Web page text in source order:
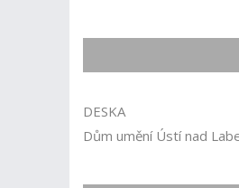
DESKA
Dům umění Ústí nad